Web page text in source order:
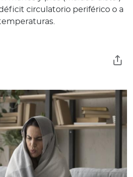
circulatorio periférico o a